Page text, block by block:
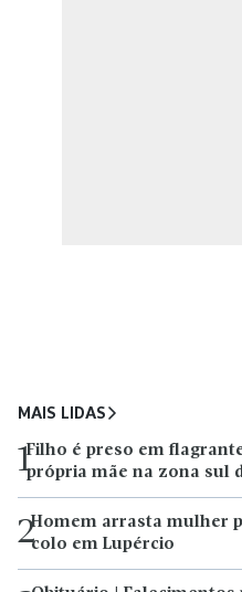
MAIS LIDAS
1Filho é preso em
própria mãe na zona sul
2Homem arrasta mulher
colo em Lupércio